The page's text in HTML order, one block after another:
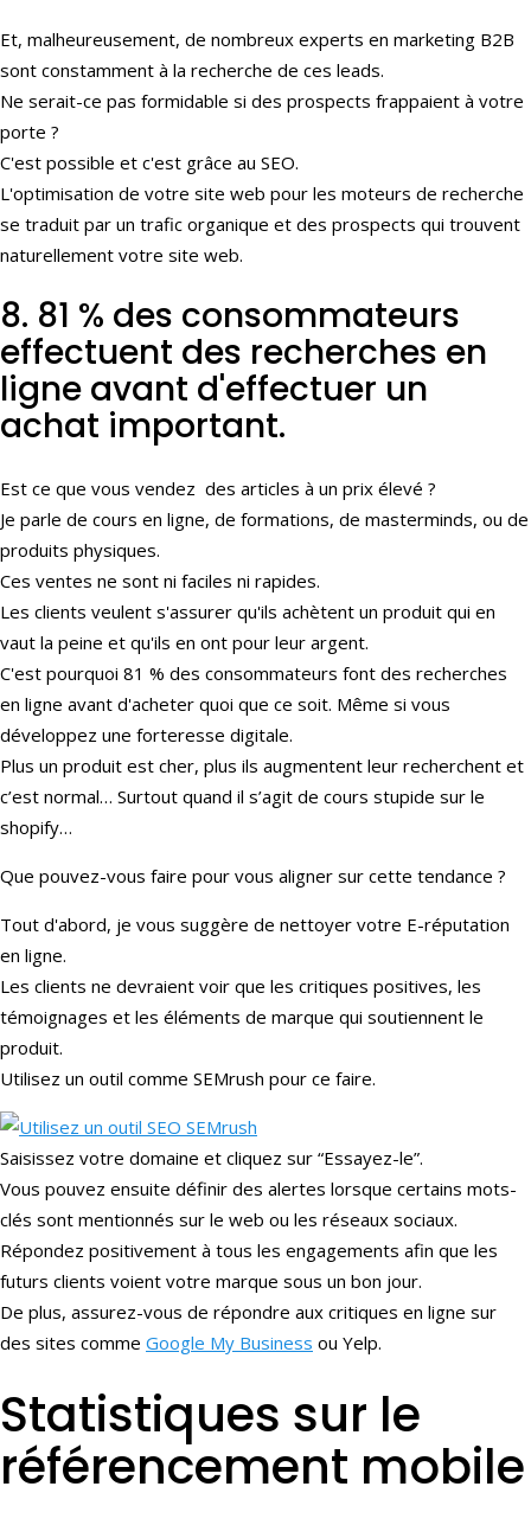
Et, malheureusement, de nombreux experts en marketing B2B
sont constamment à la recherche de ces leads.
Ne serait-ce pas formidable si des prospects frappaient à votre
porte ?
C'est possible et c'est grâce au SEO.
L'optimisation de votre site web pour les moteurs de recherche
se traduit par un trafic organique et des prospects qui trouvent
naturellement votre site web.
8. 81 % des consommateurs
effectuent des recherches en
ligne avant d'effectuer un
achat important.
Est ce que vous vendez des articles à un prix élevé ?
Je parle de cours en ligne, de formations, de masterminds, ou de
produits physiques.
Ces ventes ne sont ni faciles ni rapides.
Les clients veulent s'assurer qu'ils achètent un produit qui en
vaut la peine et qu'ils en ont pour leur argent.
C'est pourquoi 81 % des consommateurs font des recherches
en ligne avant d'acheter quoi que ce soit. Même si vous
développez une forteresse digitale.
Plus un produit est cher, plus ils augmentent leur recherchent et
c’est normal… Surtout quand il s’agit de cours stupide sur le
shopify…
Que pouvez-vous faire pour vous aligner sur cette tendance ?
Tout d'abord, je vous suggère de nettoyer votre E-réputation
en ligne.
Les clients ne devraient voir que les critiques positives, les
témoignages et les éléments de marque qui soutiennent le
produit.
Utilisez un outil comme SEMrush pour ce faire.
Saisissez votre domaine et cliquez sur “Essayez-le”.
Vous pouvez ensuite définir des alertes lorsque certains mots-
clés sont mentionnés sur le web ou les réseaux sociaux.
Répondez positivement à tous les engagements afin que les
futurs clients voient votre marque sous un bon jour.
De plus, assurez-vous de répondre aux critiques en ligne sur
des sites comme Google My Business ou Yelp.
Statistiques sur le
référencement mobile